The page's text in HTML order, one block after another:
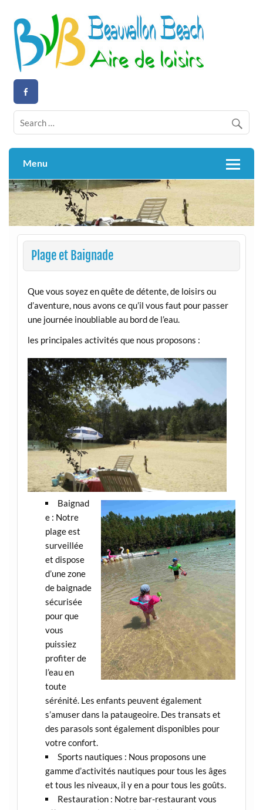
content
Beauvallon Beach
Aire de loisirs activités nautiques
Menu
Plage et Baignade
Que vous soyez en quête de détente, de loisirs ou
d’aventure, nous avons ce qu’il vous faut pour passer
une journée inoubliable au bord de l’eau.
les principales activités que nous proposons :
Baignad
e : Notre
plage est
surveillée
et dispose
d’une zone
de baignade
sécurisée
pour que
vous
puissiez
profiter de
l’eau en
toute
sérénité. Les enfants peuvent également
s’amuser dans la pataugeoire. Des transats et
des parasols sont également disponibles pour
votre confort.
Sports nautiques : Nous proposons une
gamme d’activités nautiques pour tous les âges
et tous les niveaux, il y en a pour tous les goûts.
Restauration : Notre bar-restaurant vous